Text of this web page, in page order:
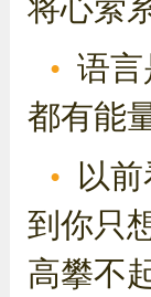
将心萦
语
都有能
以
到你只
高攀不